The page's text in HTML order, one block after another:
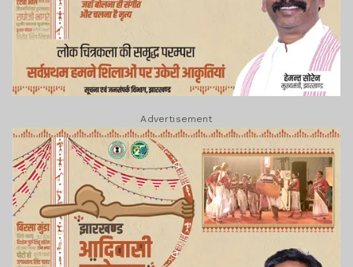
Advertisement